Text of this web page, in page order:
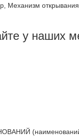
, Механизм
у наших
(наименований